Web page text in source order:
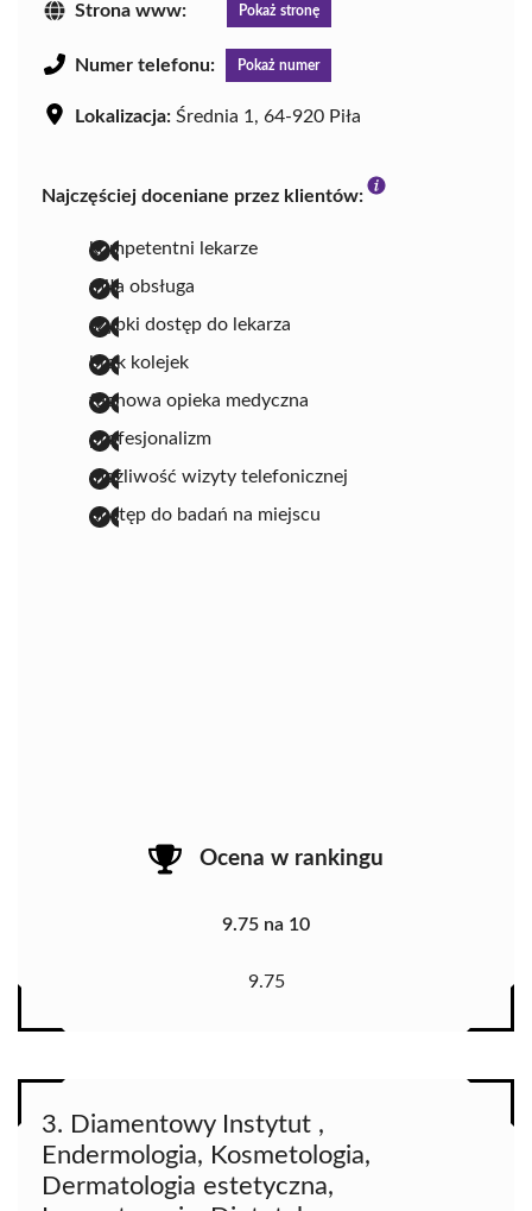
Strona www: Pokaż stronę
Numer telefonu: Pokaż numer
Lokalizacja: Średnia 1, 64-920 Piła
Najczęściej doceniane przez klientów:
kompetentni lekarze
miła obsługa
szybki dostęp do lekarza
brak kolejek
fachowa opieka medyczna
profesjonalizm
możliwość wizyty telefonicznej
dostęp do badań na miejscu
Ocena w rankingu
9.75 na 10
9.75
3. Diamentowy Instytut ,
Endermologia, Kosmetologia,
Dermatologia estetyczna,